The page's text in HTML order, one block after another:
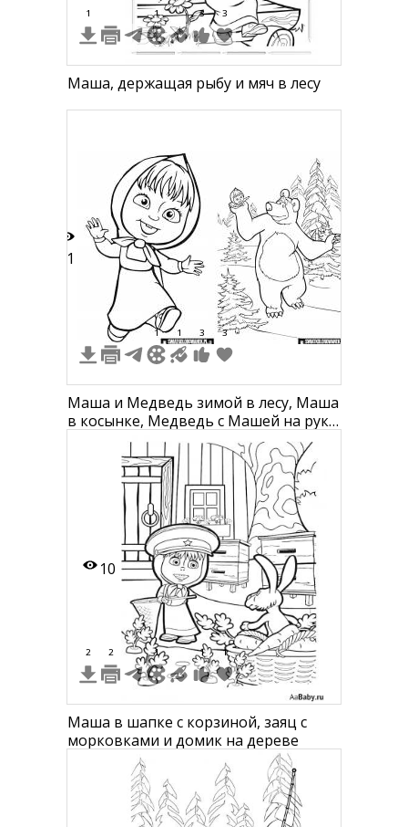
1 1 3 3
Маша, держащая рыбу и мяч в лесу
11
1 1 3 3
Маша и Медведь зимой в лесу, Маша
в косынке, Медведь с Машей на руке,
ели со снегом
10
2 2 1 1 1
Маша в шапке с корзиной, заяц с
морковками и домик на дереве